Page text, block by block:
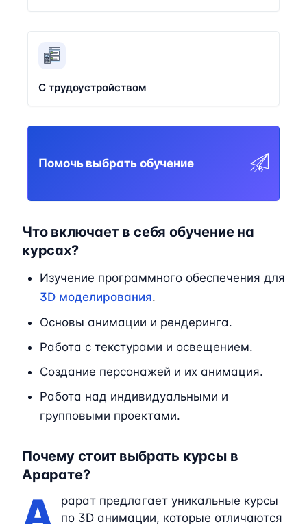
С трудоустройством
Помочь выбрать обучение
Что включает в себя обучение на
курсах?
Изучение программного обеспечения для
3D моделирования.
Основы анимации и рендеринга.
Работа с текстурами и освещением.
Создание персонажей и их анимация.
Работа над индивидуальными и
групповыми проектами.
Почему стоит выбрать курсы в
Арарате?
рарат предлагает уникальные курсы
по 3D анимации, которые отличаются